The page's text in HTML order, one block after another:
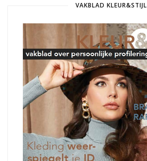
VAKBLAD KLEUR&STIJL